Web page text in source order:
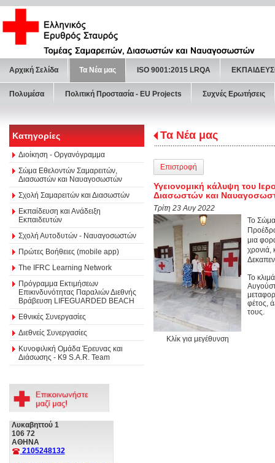
Αρχική Σελίδα Τα Νέα μας ISO 9001:2015 LRQA
Πολυμέσα Πολιτική Προστασία - ΕU Projects Συχνές Ερωτήσεις
Κατηγορίες
Διοίκηση - Οργανόγραμμα
Σώμα Εθελοντών Σαμαρειτών,
Διασωστών και Ναυαγοσωστών
Σχολή Σαμαρειτών και Διασωστών
Εκπαίδευση και Ανάδειξη
Εκπαιδευτών
Σχολή Αυτοδυτών - Ναυαγοσωστών
Πρώτες Βοήθειες (mobile app)
The IFRC Learning Network
Πρόγραμμα Εκτιμήσεων
Επικινδυνότητας Παραλιών Διεθνής
Βράβευση LIFEGUARDED BEACH
Εθνικές Συνεργασίες
Διεθνείς Συνεργασίες
Κυνοφιλική Ομάδα Έρευνας και
Διάσωσης - Κ9 S.A.R. Team
Λυκαβηττού 1
106 72
ΑΘΗΝΑ
2105248132
Τα Νέα μας
Επιστροφή
Υγειονομική κάλυψη του
Διασωστών και
Τρίτη 23 Αυγ 2022
Κλίκ για μεγέθυνση
Το
μια
χρονιά,
Το
φέτος,
τους.